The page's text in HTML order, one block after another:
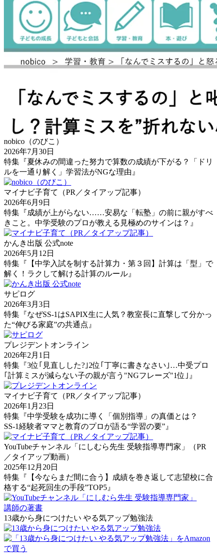
nobico（のびこ）
2026年7月30日
特集『夏休みの間違った努力で算数の成績が下がる？「ドリ
ルを一通り解く」学習法がNGな理由』
マイナビ子育て（PR／タイアップ記事）
2026年6月9日
特集『成績が上がらない……安易な「転塾」の前に親がすべ
きこと。中学受験のプロが教える見極めのサインは？』
かんき出版 公式note
2026年5月12日
特集『【中学入試を制する計算力・第３回】計算は「型」で
解く！ラクして解ける計算のルール』
サピログ
2026年3月3日
特集『なぜSS-1はSAPIX生に人気？教室長に直撃して分かっ
た“伸びる家庭”の共通点』
プレジデントオンライン
2026年2月1日
特集『3位｢見直しした?｣2位｢丁寧に書きなさい｣…中受プロ
｢計算ミスが減らない子の親が言う"NGフレーズ"1位｣』
マイナビ子育て（PR／タイアップ記事）
2026年1月23日
特集『中学受験を成功に導く「個別指導」の真価とは？
SS-1経験者ママと教育のプロが語る“学習の要”』
YouTubeチャンネル「にしむら先生 受験指導専門家」（PR
／タイアップ動画）
2025年12月20日
特集『【今ならまだ間に合う】成績を巻き返して志望校に合
格する“起死回生の手段”TOP5』
講師の著書
13歳から身につけたい やる気アップ勉強法